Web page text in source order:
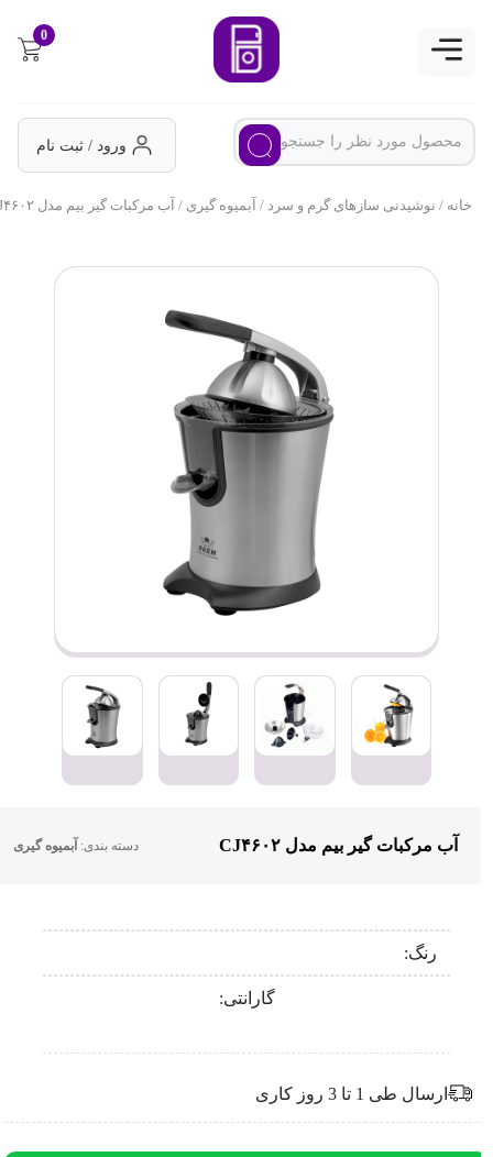
0
ورود / ثبت نام
خانه/ نوشیدنی سازهای گرم و سرد/آبمیوه گیری / آب مرکبات گیر بیم مدل CJ۴۶۰۲
آب مرکبات گیر بیم مدل CJ۴۶۰۲ دسته بندی:آبمیوه گیری
رنگ:
گارانتی:
ارسال طی 1 تا 3 روز کاری